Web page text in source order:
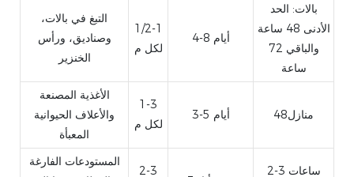
التبغ في بالات،
وصناديق، ورأس
الخنزير
1/2-1
لكل م
4-8 أيام
بالات: الحد
الأدنى 48 ساعة
والباقي 72
ساعة
الأغذية المصنعة
والأعلاف الحيوانية
المعبأة
1-3
لكل م
3-5 أيام منازل48
المستودعات الفارغة
2-3 2-3 ساعات